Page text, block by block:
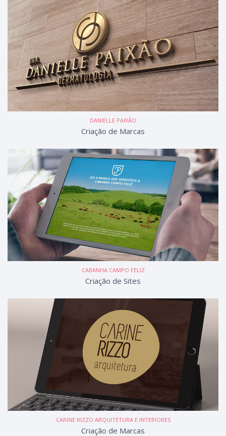
DANIELLE PAIXÃO
Criação de Marcas
CABANHA CAMPO FELIZ
Criação de Sites
CARINE RIZZO ARQUITETURA E INTERIORES
Criação de Marcas